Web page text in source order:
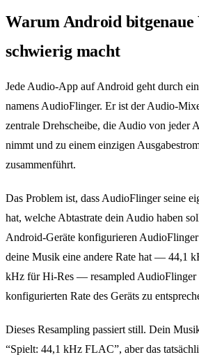
Warum Android bitgenaue
schwierig macht
Jede Audio-App auf Android geht durch
namens AudioFlinger. Er ist der Audio-
zentrale Drehscheibe, die Audio von jeder
nimmt und zu einem einzigen
zusammenführt.
Das Problem ist, dass AudioFlinger seine
hat, welche Abtastrate dein Audio haben
Android-Geräte konfigurieren
deine Musik eine andere Rate hat — 44,1
kHz für Hi-Res — resampled AudioFlinger
konfigurierten Rate des Geräts zu
Dieses Resampling passiert still. Dein
“Spielt: 44,1 kHz FLAC”, aber das